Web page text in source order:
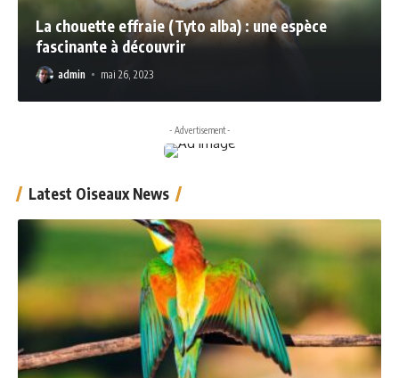
La chouette effraie (Tyto alba) : une espèce
fascinante à découvrir
admin mai 26, 2023
- Advertisement -
Latest Oiseaux News